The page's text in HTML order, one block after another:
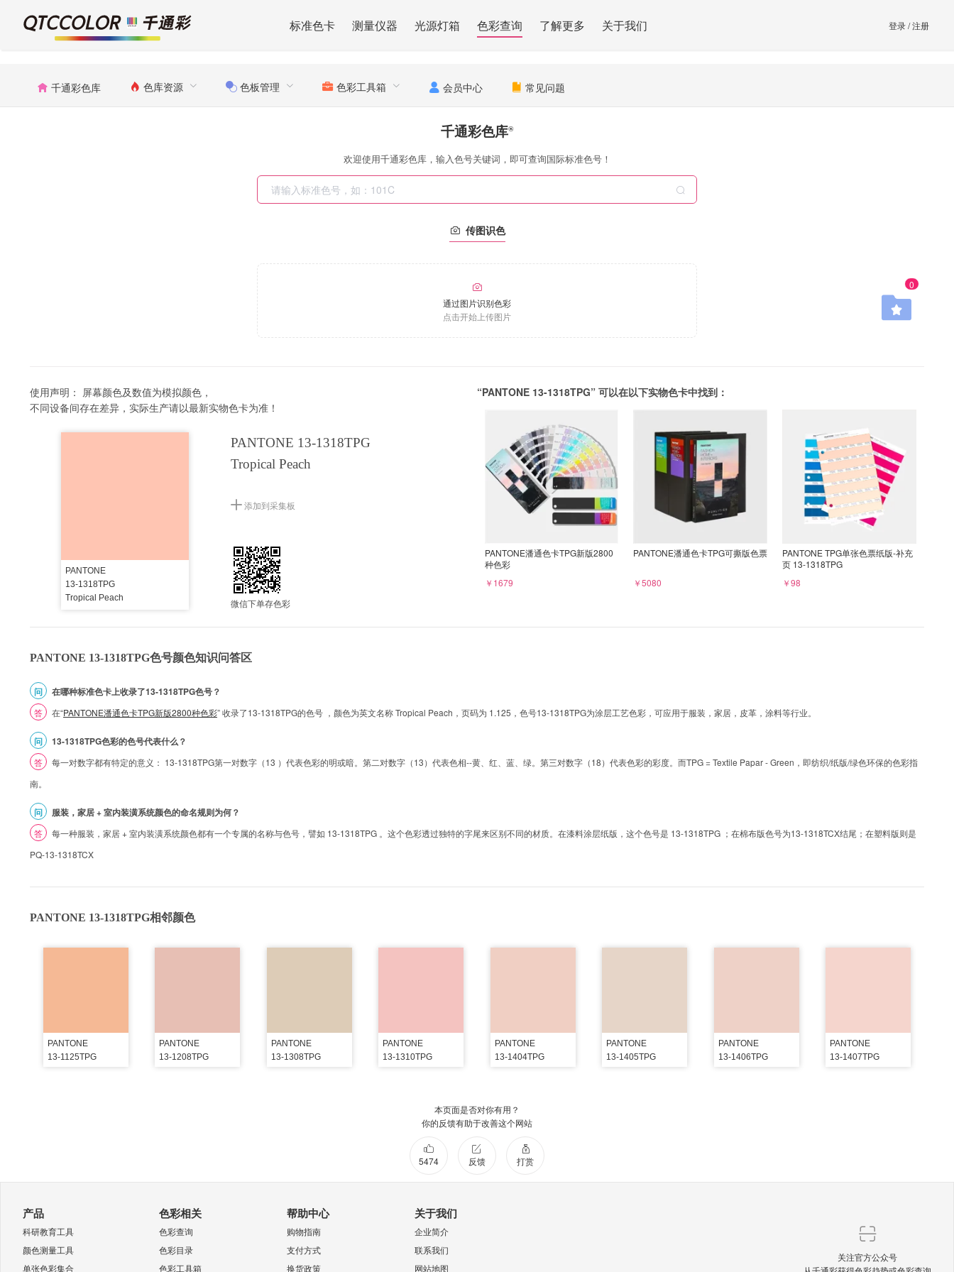
标准色卡 测量仪器 光源灯箱 色彩查询 了解更多 关于我们 登录/注册
千通彩色库 色库资源 色板管理 色彩工具箱 会员中心 常见问题
0
千通彩色库®
欢迎使用千通彩色库，输入色号关键词，即可查询国际标准色号！
传图识色
通过图片识别色彩
点击开始上传图片
使用声明： 屏幕颜色及数值为模拟颜色，
不同设备间存在差异，实际生产请以最新实物色卡为准！
PANTONE
13-1318TPG
Tropical Peach
PANTONE 13-1318TPG
Tropical Peach
添加到采集板
微信下单存色彩
“PANTONE 13-1318TPG” 可以在以下实物色卡中找到：
PANTONE潘通色卡TPG新版2800
种色彩
￥1679
PANTONE潘通色卡TPG可撕版色票
￥5080
PANTONE TPG单张色票纸版-补充
页 13-1318TPG
￥98
PANTONE 13-1318TPG色号颜色知识问答区
问 在哪种标准色卡上收录了13-1318TPG色号？
答 在“PANTONE潘通色卡TPG新版2800种色彩” 收录了13-1318TPG的色号 ，颜色为英文名称 Tropical Peach，页码为 1.125，色号13-1318TPG为涂层工艺色彩，可应用于服装，家居，皮革，涂料等行业。
问 13-1318TPG色彩的色号代表什么？
答
每一对数字都有特定的意义： 13-1318TPG第一对数字（13 ）代表色彩的明或暗。第二对数字（13）代表色相--黄、红、蓝、绿。第三对数字（18）代表色彩的彩度。而TPG = Textile Papar - Green，即纺织/纸版/绿色环保的色彩指
南。
问 服装，家居 + 室内装潢系统颜色的命名规则为何？
答
每一种服装，家居 + 室内装潢系统颜色都有一个专属的名称与色号，譬如 13-1318TPG 。这个色彩透过独特的字尾来区别不同的材质。在漆料涂层纸版，这个色号是 13-1318TPG ；在棉布版色号为13-1318TCX结尾；在塑料版则是
PQ-13-1318TCX
PANTONE 13-1318TPG相邻颜色
PANTONE
13-1125TPG
PANTONE
13-1208TPG
PANTONE
13-1308TPG
PANTONE
13-1310TPG
PANTONE
13-1404TPG
PANTONE
13-1405TPG
PANTONE
13-1406TPG
PANTONE
13-1407TPG
本页面是否对你有用？
你的反馈有助于改善这个网站
5474 反馈 打赏
产品
科研教育工具
颜色测量工具
单张色彩集合
色彩相关
色彩查询
色彩目录
色彩工具箱
帮助中心
购物指南
支付方式
换货政策
关于我们
企业简介
联系我们
网站地图
关注官方公众号